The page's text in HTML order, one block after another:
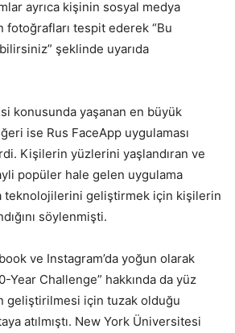
ayrıca kişinin sosyal medya
fotoğrafları tespit ederek “Bu
şeklinde uyarıda
konusunda yaşanan en büyük
ise Rus FaceApp uygulaması
Kişilerin yüzlerini yaşlandıran ve
popüler hale gelen uygulama
teknolojilerini geliştirmek için kişilerin
söylenmişti.
ve Instagram’da yoğun olarak
Year Challenge” hakkında da yüz
geliştirilmesi için tuzak olduğu
atılmıştı. New York Üniversitesi